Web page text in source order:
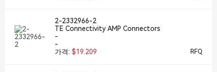
2-2332966-2
TE Connectivity AMP Connectors
-
-
가격: $19.209 RFQ